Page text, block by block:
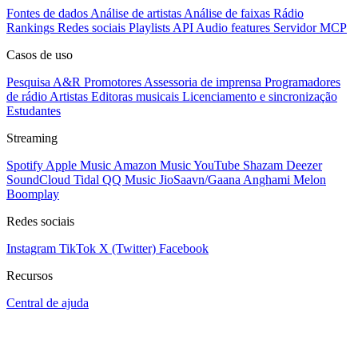
Fontes de dados Análise de artistas Análise de faixas Rádio
Rankings Redes sociais Playlists API Audio features Servidor MCP
Casos de uso
Pesquisa A&R Promotores Assessoria de imprensa Programadores
de rádio Artistas Editoras musicais Licenciamento e sincronização
Estudantes
Streaming
Spotify Apple Music Amazon MusicYouTube Shazam Deezer
SoundCloud Tidal QQ Music JioSaavn/Gaana Anghami Melon
Boomplay
Redes sociais
Instagram TikTok X (Twitter) Facebook
Recursos
Central de ajuda